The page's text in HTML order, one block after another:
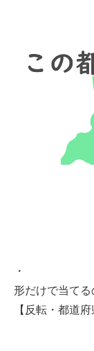
・
形だけで当てる
【反転・都道府